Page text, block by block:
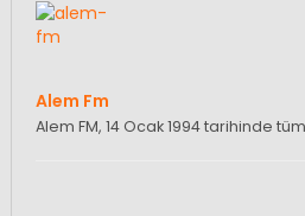
Alem Fm
Alem FM, 14 Ocak 1994 tarihinde